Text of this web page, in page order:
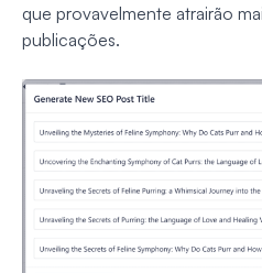
que provavelmente atrairão
publicações.